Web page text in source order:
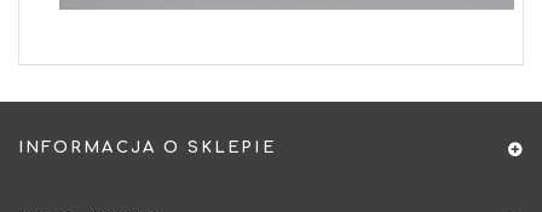
INFORMACJA O SKLEPIE